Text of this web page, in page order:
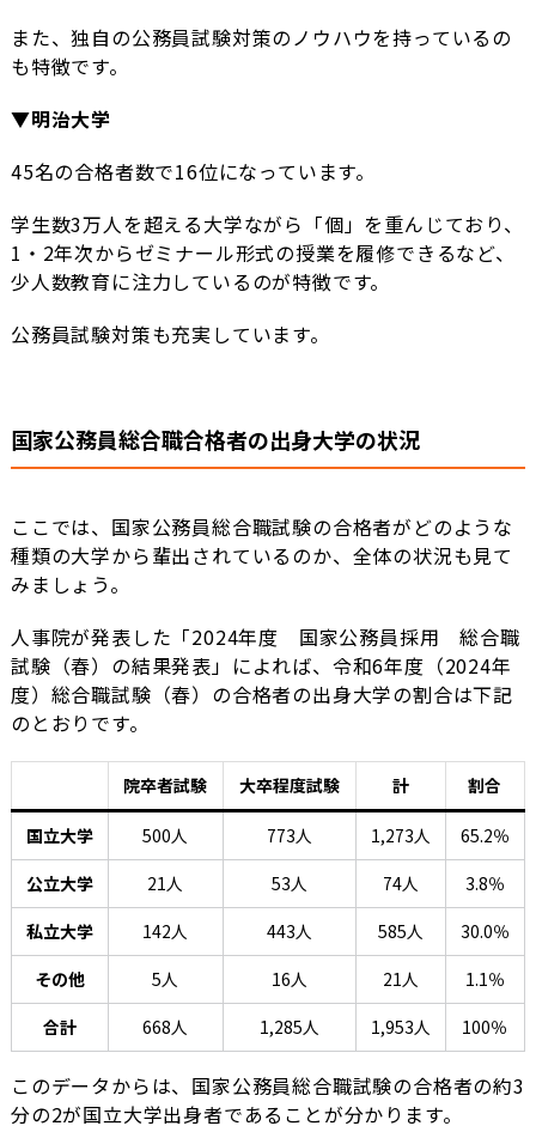
また、独自の公務員試験対策のノウハウを持っているの
も特徴です。
▼明治大学
45名の合格者数で16位になっています。
学生数3万人を超える大学ながら「個」を重んじており、
1・2年次からゼミナール形式の授業を履修できるなど、
少人数教育に注力しているのが特徴です。
公務員試験対策も充実しています。
国家公務員総合職合格者の出身大学の状況
ここでは、国家公務員総合職試験の合格者がどのような
種類の大学から輩出されているのか、全体の状況も見て
みましょう。
人事院が発表した「2024年度 国家公務員採用 総合職
試験（春）の結果発表」によれば、令和6年度（2024年
度）総合職試験（春）の合格者の出身大学の割合は下記
のとおりです。
院卒者試験 大卒程度試験 計 割合
国立大学 500人 773人 1,273人
65.2％
公立大学
21人 53人 74人
3.8％
私立大学
142人 443人 585人
30.0％
その他
5人 16人 21人
1.1％
合計
668人 1,285人 1,953人 100％
このデータからは、国家公務員総合職試験の合格者の約3
分の2が国立大学出身者であることが分かります。